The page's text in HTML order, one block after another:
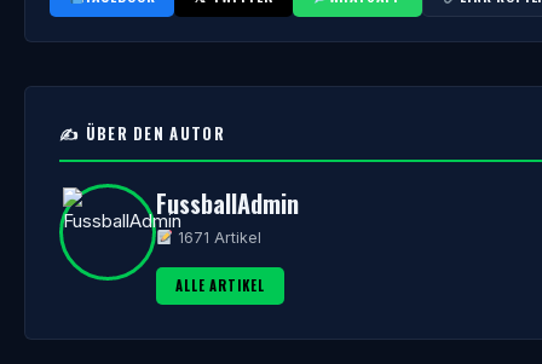
✍️ ÜBER DEN AUTOR
FussballAdmin
1671 Artikel
ALLE ARTIKEL